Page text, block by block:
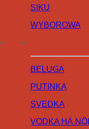
SIKU
WYBOROWA
BELUGA
PUTINKA
SVEDKA
VODKA HÀ NỘI